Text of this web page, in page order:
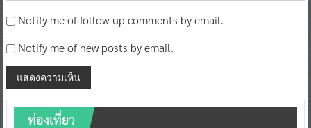
Notify me of follow-up comments by email.
Notify me of new posts by email.
ท่องเที่ยว